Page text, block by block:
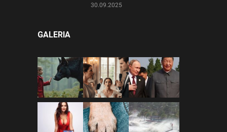
30.09.2025
GALERIA